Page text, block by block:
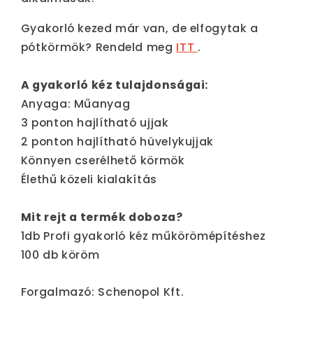
Gyakorló kezed már van, de elfogytak a
pótkörmök? Rendeld meg ITT .
A gyakorló kéz tulajdonságai:
Anyaga: Műanyag
3 ponton hajlítható ujjak
2 ponton hajlítható hüvelykujjak
Könnyen cserélhető körmök
Élethű közeli kialakítás
Mit rejt a termék doboza?
1db Profi gyakorló kéz műkörömépítéshez
100 db köröm
Forgalmazó: Schenopol Kft.